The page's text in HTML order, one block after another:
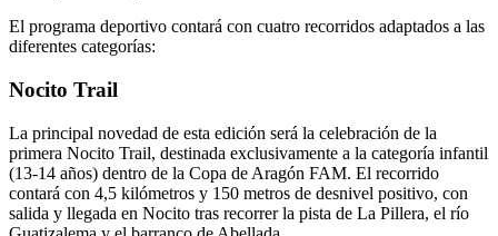
El programa deportivo contará con cuatro recorridos adaptados a las
diferentes categorías:
Nocito Trail
La principal novedad de esta edición será la celebración de la
primera Nocito Trail, destinada exclusivamente a la categoría infantil
(13-14 años) dentro de la Copa de Aragón FAM. El recorrido
contará con 4,5 kilómetros y 150 metros de desnivel positivo, con
salida y llegada en Nocito tras recorrer la pista de La Pillera, el río